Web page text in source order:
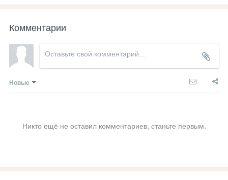
Комментарии
Новые
Никто ещё не оставил комментариев, станьте первым.